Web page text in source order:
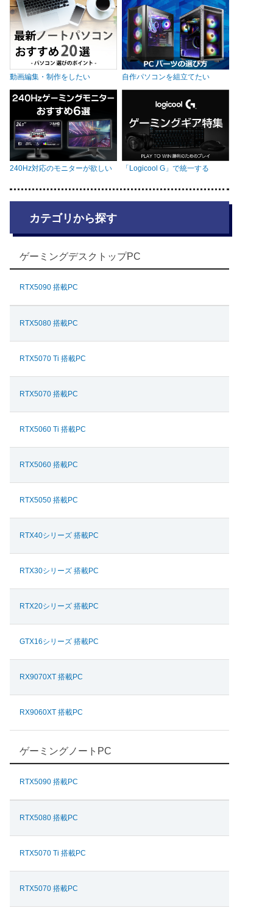
動画編集・制作をしたい 自作パソコンを組立てたい
240Hz対応のモニターが欲しい 「Logicool G」で統一する
カテゴリから探す
ゲーミングデスクトップPC
RTX5090 搭載PC
RTX5080 搭載PC
RTX5070 Ti 搭載PC
RTX5070 搭載PC
RTX5060 Ti 搭載PC
RTX5060 搭載PC
RTX5050 搭載PC
RTX40シリーズ 搭載PC
RTX30シリーズ 搭載PC
RTX20シリーズ 搭載PC
GTX16シリーズ 搭載PC
RX9070XT 搭載PC
RX9060XT 搭載PC
ゲーミングノートPC
RTX5090 搭載PC
RTX5080 搭載PC
RTX5070 Ti 搭載PC
RTX5070 搭載PC